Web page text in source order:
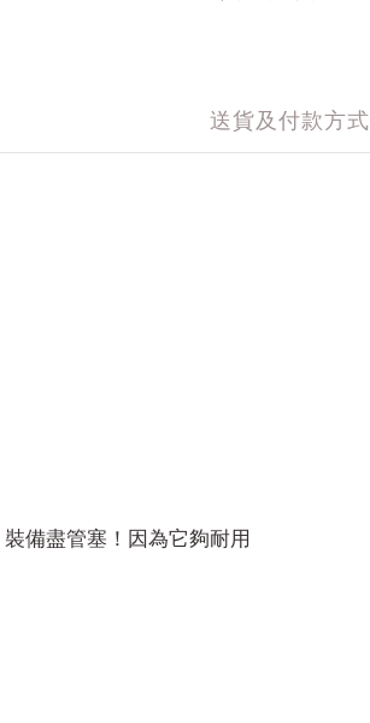
送貨及付款方式
備盡管塞！因為它夠耐用